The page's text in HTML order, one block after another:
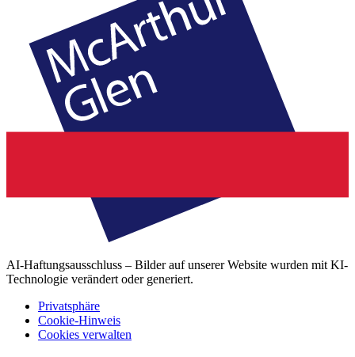
AI-Haftungsausschluss – Bilder auf unserer Website wurden mit KI-
Technologie verändert oder generiert.
Privatsphäre
Cookie-Hinweis
Cookies verwalten